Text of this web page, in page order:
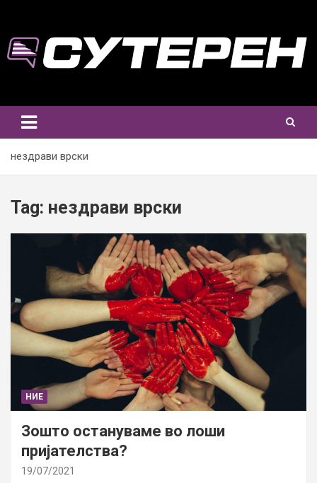
content
нездрави врски
Tag: нездрави врски
НИЕ
Зошто остануваме во лоши
пријателства?
19/07/2021